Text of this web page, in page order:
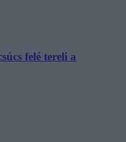
felé tereli a